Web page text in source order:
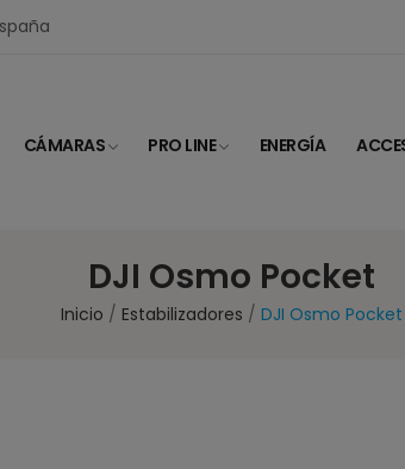
CÁMARAS PRO LINE ENERGÍA
DJI Osmo Pocket
Inicio Estabilizadores DJI Osmo Pocket